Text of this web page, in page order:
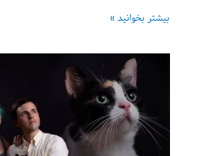
علیرضا
شکارچی
زیباییهای
بیشتر بخوانید »